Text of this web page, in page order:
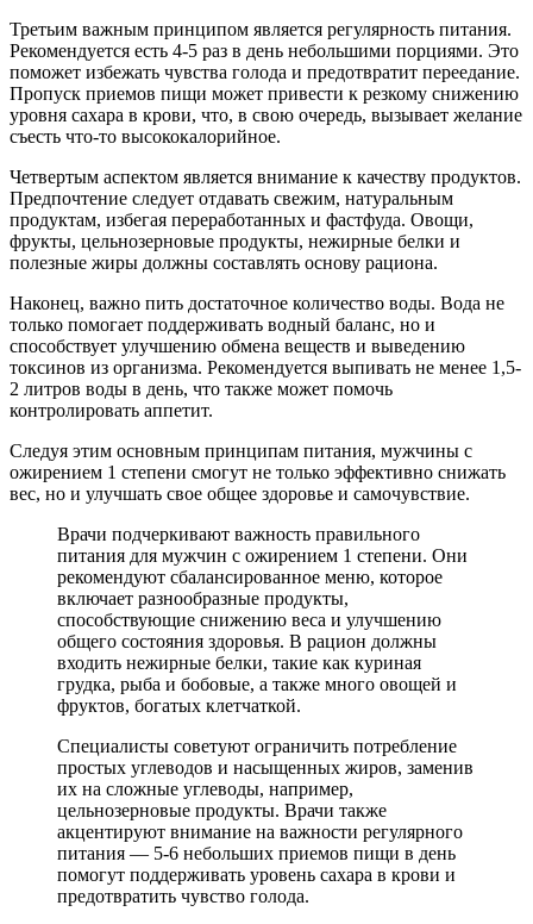
Третьим важным принципом является регулярность питания.
Рекомендуется есть 4-5 раз в день небольшими порциями. Это
поможет избежать чувства голода и предотвратит переедание.
Пропуск приемов пищи может привести к резкому снижению
уровня сахара в крови, что, в свою очередь, вызывает желание
съесть что-то высококалорийное.
Четвертым аспектом является внимание к качеству продуктов.
Предпочтение следует отдавать свежим, натуральным
продуктам, избегая переработанных и фастфуда. Овощи,
фрукты, цельнозерновые продукты, нежирные белки и
полезные жиры должны составлять основу рациона.
Наконец, важно пить достаточное количество воды. Вода не
только помогает поддерживать водный баланс, но и
способствует улучшению обмена веществ и выведению
токсинов из организма. Рекомендуется выпивать не менее 1,5-
2 литров воды в день, что также может помочь
контролировать аппетит.
Следуя этим основным принципам питания, мужчины с
ожирением 1 степени смогут не только эффективно снижать
вес, но и улучшать свое общее здоровье и самочувствие.
Врачи подчеркивают важность правильного
питания для мужчин с ожирением 1 степени. Они
рекомендуют сбалансированное меню, которое
включает разнообразные продукты,
способствующие снижению веса и улучшению
общего состояния здоровья. В рацион должны
входить нежирные белки, такие как куриная
грудка, рыба и бобовые, а также много овощей и
фруктов, богатых клетчаткой.
Специалисты советуют ограничить потребление
простых углеводов и насыщенных жиров, заменив
их на сложные углеводы, например,
цельнозерновые продукты. Врачи также
акцентируют внимание на важности регулярного
питания — 5-6 небольших приемов пищи в день
помогут поддерживать уровень сахара в крови и
предотвратить чувство голода.